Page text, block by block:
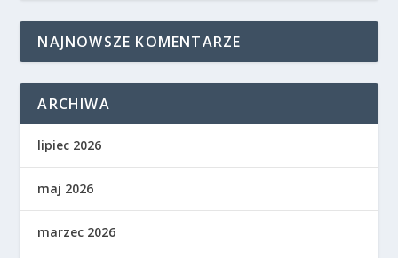
NAJNOWSZE KOMENTARZE
ARCHIWA
lipiec 2026
maj 2026
marzec 2026